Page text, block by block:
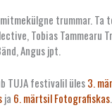
trummar. Ta
Tobias Tammearu
Angus jpt.
TUJA festivalil üles3.
ja 6. märtsil Fotografiskas.